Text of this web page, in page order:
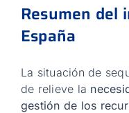
Resumen del
España
La situación de
de relieve la
gestión de los